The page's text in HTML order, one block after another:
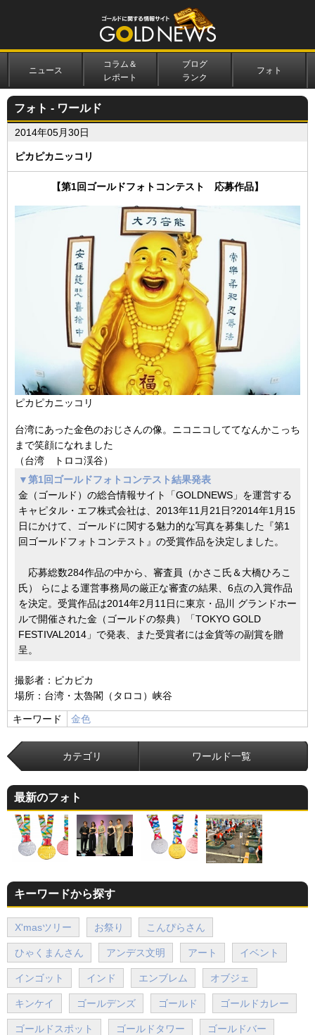
ニュース
コラム＆
レポート
ブログ
ランク
フォト
フォト - ワールド
2014年05月30日
ピカピカニッコリ
【第1回ゴールドフォトコンテスト 応募作品】
ピカピカニッコリ
台湾にあった金色のおじさんの像。ニコニコしててなんかこっち
まで笑顔になれました
（台湾 トロコ渓谷）
▼第1回ゴールドフォトコンテスト結果発表
金（ゴールド）の総合情報サイト「GOLDNEWS」を運営する
キャピタル・エフ株式会社は、2013年11月21日?2014年1月15
日にかけて、ゴールドに関する魅力的な写真を募集した『第1
回ゴールドフォトコンテスト』の受賞作品を決定しました。
応募総数284作品の中から、審査員（かさこ氏＆大橋ひろこ
氏） らによる運営事務局の厳正な審査の結果、6点の入賞作品
を決定。受賞作品は2014年2月11日に東京・品川 グランドホー
ルで開催された金（ゴールドの祭典）「TOKYO GOLD
FESTIVAL2014」で発表、また受賞者には金貨等の副賞を贈
呈。
撮影者：ピカピカ
場所：台湾・太魯閣（タロコ）峡谷
キーワード 金色
カテゴリ ワールド一覧
最新のフォト
キーワードから探す
X'masツリー お祭り こんぴらさん
ひゃくまんさん アンデス文明 アート イベント
インゴット インド エンブレム オブジェ
キンケイ ゴールデンズ ゴールド ゴールドカレー
ゴールドスポット ゴールドタワー ゴールドバー